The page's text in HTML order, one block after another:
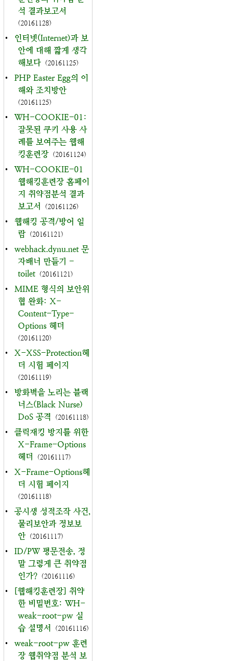
석 결과보고서
(20161128)
•
인터넷(Internet)과 보
안에 대해 짧게 생각
해보다 (20161125)
•
PHP Easter Egg의 이
해와 조치방안
(20161125)
•
WH-COOKIE-01:
잘못된 쿠키 사용 사
례를 보여주는 웹해
킹훈련장 (20161124)
•
WH-COOKIE-01
웹해킹훈련장 홈페이
지 취약점분석 결과
보고서
(20161126)
•
웹해킹 공격/방어 일
람 (20161121)
•
webhack.dynu.net 문
자배너 만들기 -
toilet (20161121)
•
MIME 형식의 보안위
협 완화: X-
Content-Type-
Options 헤더
(20161120)
•
X-XSS-Protection헤
더 시험 페이지
(20161119)
•
방화벽을 노리는 블랙
너스(Black Nurse)
DoS 공격
(20161118)
•
클릭재킹 방지를 위한
X-Frame-Options
헤더
(20161117)
•
X-Frame-Options헤
더 시험 페이지
(20161118)
•
공시생 성적조작 사건,
물리보안과 정보보
안 (20161117)
•
ID/PW 평문전송, 정
말 그렇게 큰 취약점
인가? (20161116)
•
[웹해킹훈련장] 취약
한 비밀번호: WH-
weak-root-pw 실
습 설명서
(20161116)
•
weak-root-pw 훈련
장 웹취약점 분석 보